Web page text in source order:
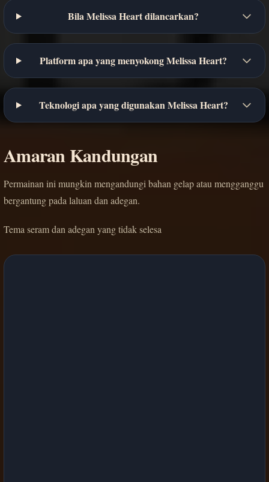
Bila Melissa Heart dilancarkan?
Platform apa yang menyokong Melissa Heart?
Teknologi apa yang digunakan Melissa Heart?
Amaran Kandungan
Permainan ini mungkin mengandungi bahan gelap atau mengganggu
bergantung pada laluan dan adegan.
Tema seram dan adegan yang tidak selesa